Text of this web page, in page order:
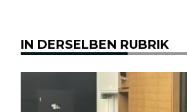
IN DERSELBEN RUBRIK